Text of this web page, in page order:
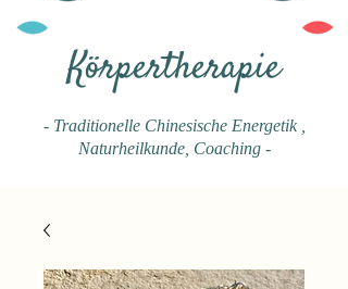
Körpertherapie
- Traditionelle Chinesische Energetik
Naturheilkunde, Coaching -